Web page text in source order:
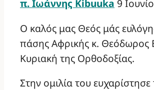
π. Ιωάννης Kibuuka 9
Ο καλός μας Θεός μάς
πάσης Αφρικής κ. Θεόδωρος
Κυριακή της Ορθοδοξίας.
Στην ομιλία του